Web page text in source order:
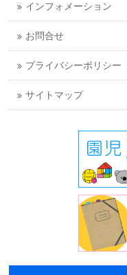
インフォメーション
お問合せ
プライバシーポリシー
サイトマップ